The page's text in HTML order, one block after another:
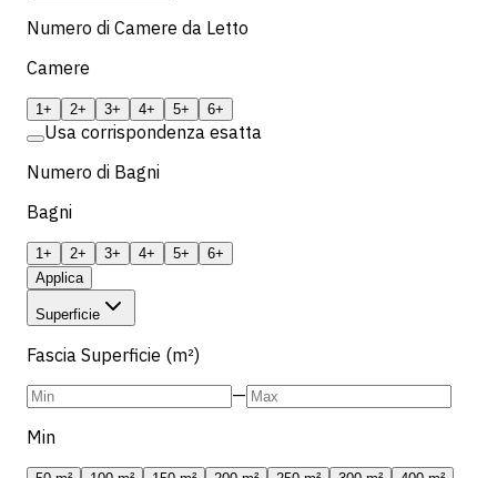
Numero di Camere da Letto
Camere
1+ 2+ 3+ 4+ 5+ 6+
Usa corrispondenza esatta
Numero di Bagni
Bagni
1+ 2+ 3+ 4+ 5+
6+
Applica
Superficie
Fascia Superficie (m²)
—
Min